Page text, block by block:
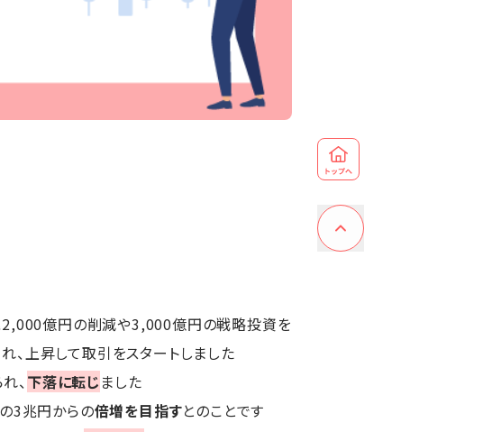
億円の削減や3,000億円の戦略投資を
、上昇して取引をスタートしました
、 下落に転じ ました
3兆円からの倍増を目指すとのことです